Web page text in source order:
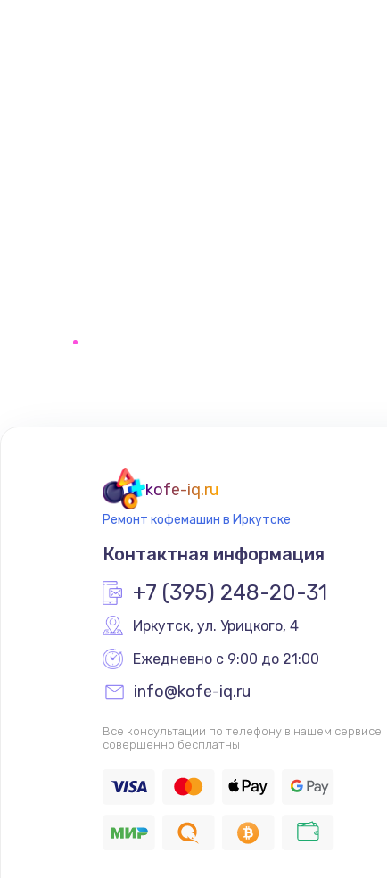
kofe-iq.ru
Ремонт кофемашин в Иркутске
Контактная информация
+7 (395) 248-20-31
Иркутск, ул. Урицкого, 4
Ежедневно с 9:00 до 21:00
info@kofe-iq.ru
Все консультации по телефону в нашем сервисе
совершенно бесплатны